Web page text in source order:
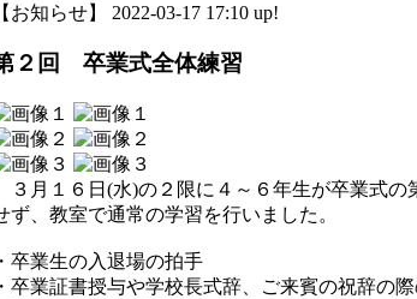
【お知らせ】 2022-03-17 17:10 up!
２回 卒業式全体練習
３月１６日(水)の２限に４～６年生が卒業式の
ず、教室で通常の学習を行いました。
・卒業生の入退場の拍手
・卒業証書授与や学校長式辞、ご来賓の祝辞の